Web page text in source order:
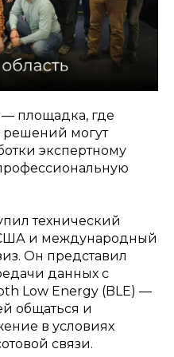
площадка, где
решений могут
экспертному
технический
США и международный
Он представил
данных с
Low Energy (BLE) —
общаться и
в условиях
связи.